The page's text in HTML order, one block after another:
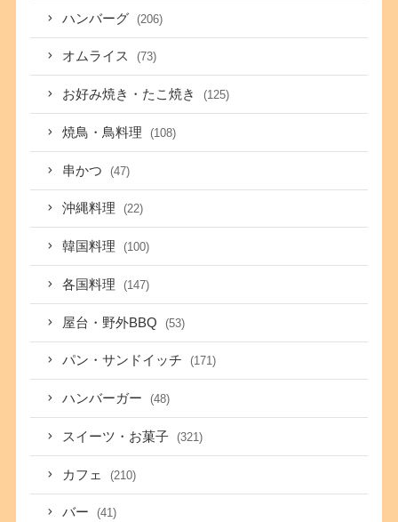
ハンバーグ (206)
オムライス (73)
お好み焼き・たこ焼き (125)
焼鳥・鳥料理 (108)
串かつ (47)
沖縄料理 (22)
韓国料理 (100)
各国料理 (147)
屋台・野外BBQ (53)
パン・サンドイッチ (171)
ハンバーガー (48)
スイーツ・お菓子 (321)
カフェ (210)
バー (41)